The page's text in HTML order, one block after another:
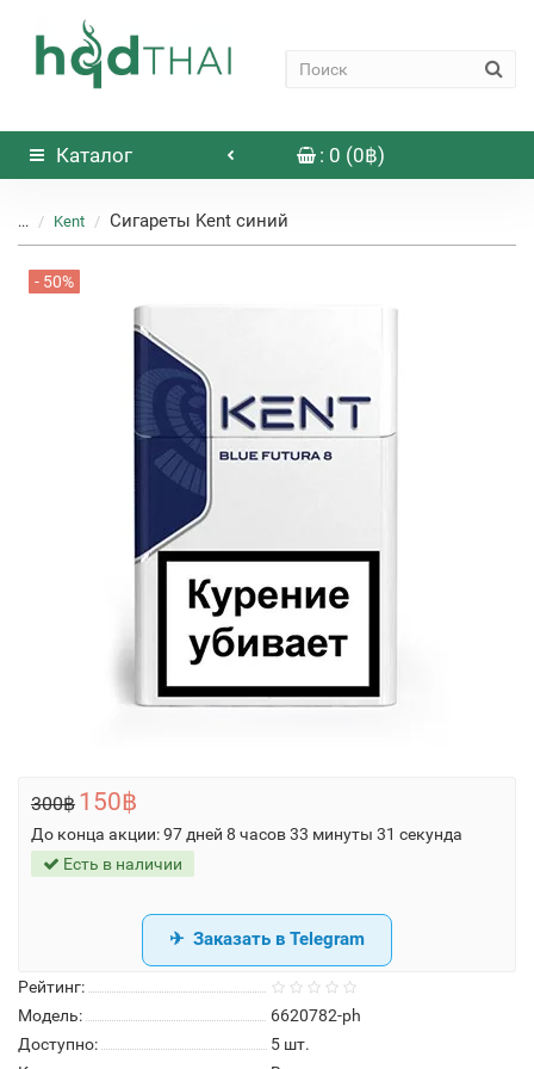
Каталог : 0 (0฿)
... Kent Сигареты Kent синий
- 50%
Рейтинг:
Модель:
6620782-ph
Доступно:
5 шт.
300฿ 150฿
До конца акции:97 дней 8 часов 33 минуты 31 секунда
Есть в наличии
Заказать в Telegram